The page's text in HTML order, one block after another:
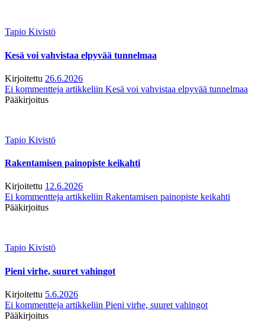
Tapio Kivistö
Kesä voi vahvistaa elpyvää tunnelmaa
Kirjoitettu 26.6.2026
Ei kommentteja artikkeliin Kesä voi vahvistaa elpyvää tunnelmaa
Pääkirjoitus
Tapio Kivistö
Rakentamisen painopiste keikahti
Kirjoitettu 12.6.2026
Ei kommentteja artikkeliin Rakentamisen painopiste keikahti
Pääkirjoitus
Tapio Kivistö
Pieni virhe, suuret vahingot
Kirjoitettu 5.6.2026
Ei kommentteja artikkeliin Pieni virhe, suuret vahingot
Pääkirjoitus